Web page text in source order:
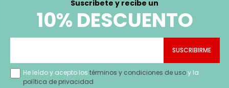
22,90 €
He leído y acepto los términos y condiciones de usoy la
política de privacidad
10% DESCUENTO
Suscribete y recibe un